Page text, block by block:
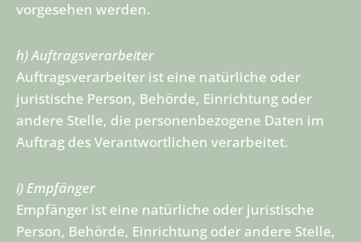
vorgesehen werden.
h) Auftragsverarbeiter
Auftragsverarbeiter ist eine natürliche oder
juristische Person, Behörde, Einrichtung oder
andere Stelle, die personenbezogene Daten im
Auftrag des Verantwortlichen verarbeitet.
i) Empfänger
Empfänger ist eine natürliche oder juristische
Person, Behörde, Einrichtung oder andere Stelle,